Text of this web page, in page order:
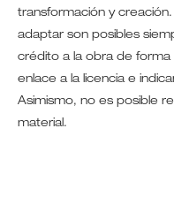
transformación y
adaptar son posibles
crédito a la obra de
enlace a la licencia e
Asimismo, no es posible
material.